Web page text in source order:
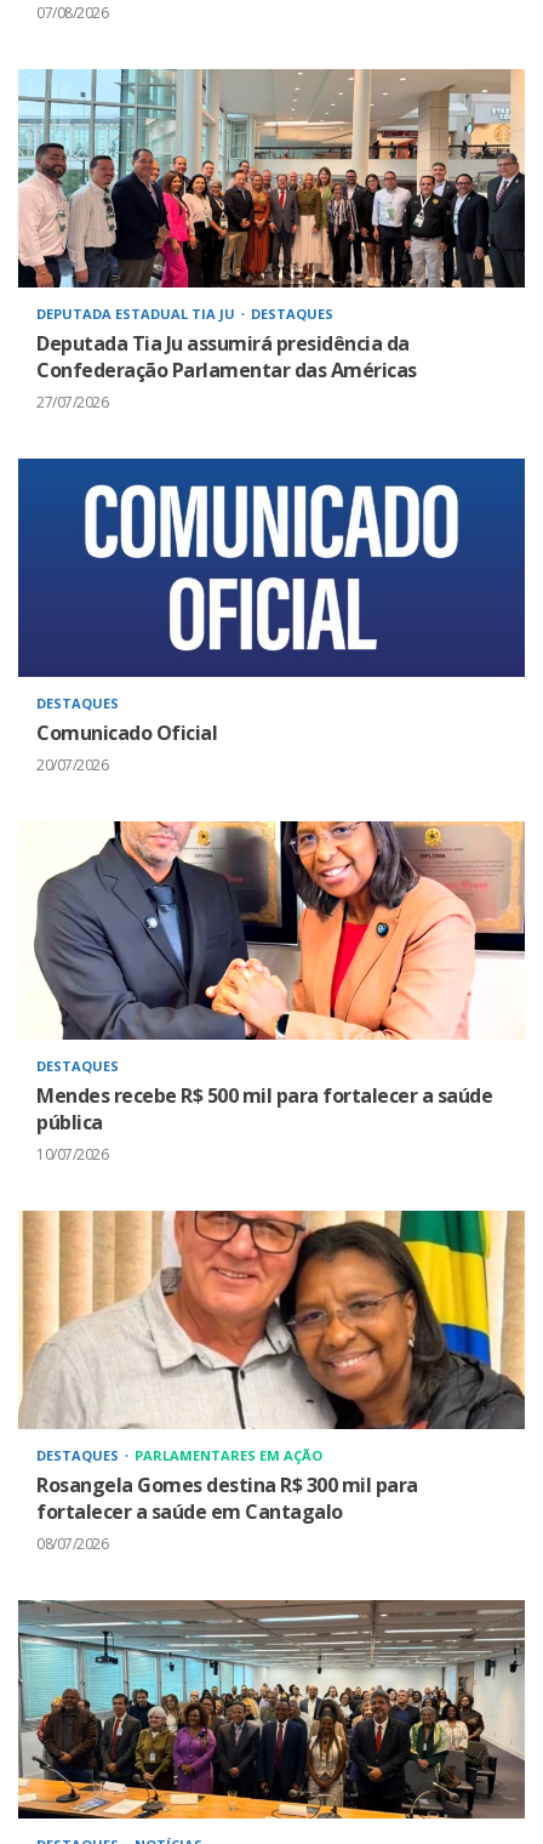
07/08/2026
DEPUTADA ESTADUAL TIA JU DESTAQUES
Deputada Tia Ju assumirá presidência da
Confederação Parlamentar das Américas
27/07/2026
DESTAQUES
Comunicado Oficial
20/07/2026
DESTAQUES
Mendes recebe R$ 500 mil para fortalecer a saúde
pública
10/07/2026
DESTAQUES PARLAMENTARES EM AÇÃO
Rosangela Gomes destina R$ 300 mil para
fortalecer a saúde em Cantagalo
08/07/2026